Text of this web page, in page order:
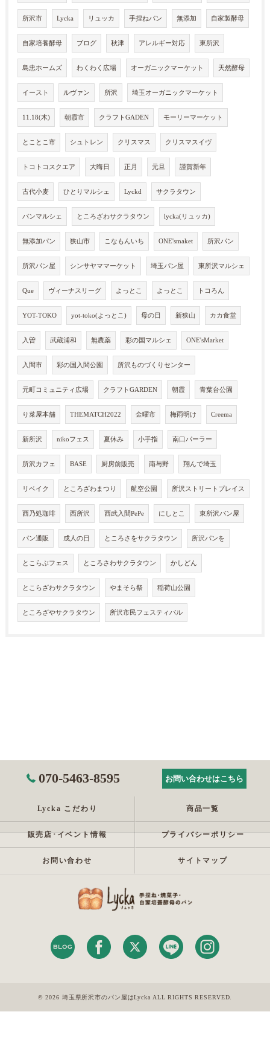
所沢市 Lycka リュッカ 手捏ねパン 無添加 自家製酵母
自家培養酵母 ブログ 秋津 アレルギー対応 東所沢
島忠ホームズ わくわく広場 オーガニックマーケット 天然酵母
イースト ルヴァン 所沢 埼玉オーガニックマーケット
11.18(木) 朝霞市 クラフトGADEN モーリーマーケット
とことこ市 シュトレン クリスマス クリスマスイヴ
トコトコスクエア 大晦日 正月 元旦 謹賀新年
古代小麦 ひとりマルシェ Lyckd サクラタウン
パンマルシェ ところざわサクラタウン lycka(リュッカ)
無添加パン 狭山市 こなもんいち ONE'smaket 所沢パン
所沢パン屋 シンサヤママーケット 埼玉パン屋 東所沢マルシェ
Que ヴィーナスリーグ よっとこ よっとこ トコろん
YOT-TOKO yot-toko(よっとこ) 母の日 新狭山 カカ食堂
入曽 武蔵浦和 無農薬 彩の国マルシェ ONE'sMarket
入間市 彩の国入間公園 所沢ものづくりセンター
元町コミュニティ広場 クラフトGARDEN 朝霞 青葉台公園
り菜屋本舗 THEMATCH2022 金曜市 梅雨明け Creema
新所沢 nikoフェス 夏休み 小手指 南口パーラー
所沢カフェ BASE 厨房前販売 南与野 翔んで埼玉
リベイク ところざわまつり 航空公園 所沢ストリートプレイス
西乃処珈琲 西所沢 西武入間PePe にしとこ 東所沢パン屋
パン通販 成人の日 ところさをサクラタウン 所沢パンを
とこらぶフェス ところさわサクラタウン かしどん
とこらざわサクラタウン やまそら祭 稲荷山公園
ところざやサクラタウン 所沢市民フェスティバル
070-5463-8595 お問い合わせはこちら
Lycka こだわり 商品一覧
販売店･イベント情報 プライバシーポリシー
お問い合わせ サイトマップ
© 2026 埼玉県所沢市のパン屋はLycka ALL RIGHTS RESERVED.